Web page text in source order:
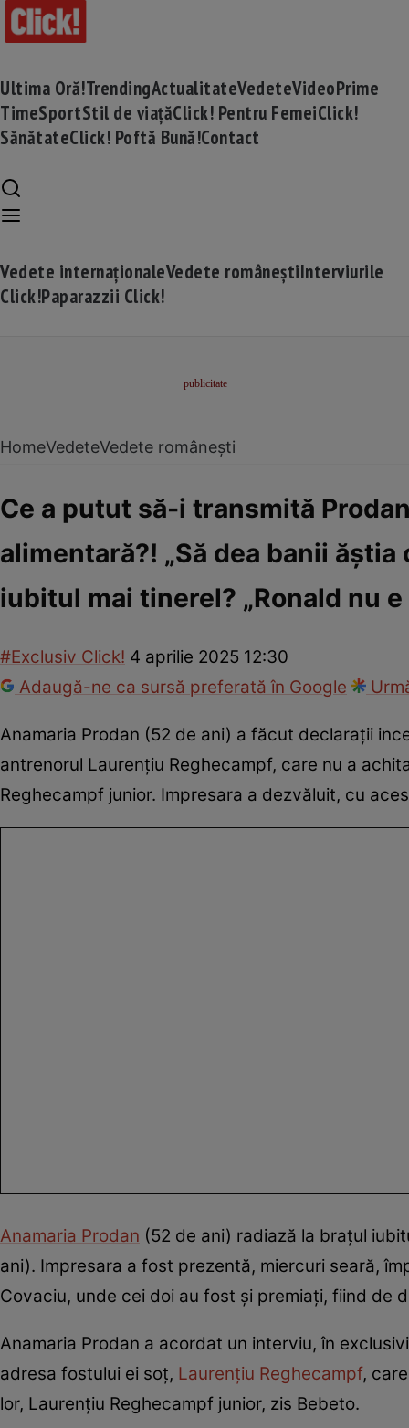
Ultima Oră!TrendingActualitateVedeteVideoPrime
TimeSportStil de viațăClick! Pentru FemeiClick!
SănătateClick! Poftă Bună!Contact
Vedete internaționaleVedete româneștiInterviurile
Click!Paparazzii Click!
HomeVedeteVedete românești
Ce a putut să-i transmită
alimentară?! „Să dea banii
iubitul mai tinerel? „Ronald nu
#Exclusiv Click! 4 aprilie 2025 12:30
Adaugă-ne ca sursă preferată în Google
Anamaria Prodan (52 de ani) a făcut declarații
antrenorul Laurențiu Reghecampf, care nu a
Reghecampf junior. Impresara a dezvăluit, cu
Anamaria Prodan (52 de ani) radiază la brațul
ani). Impresara a fost prezentă, miercuri seară,
Covaciu, unde cei doi au fost și premiați, fiind de
Anamaria Prodan a acordat un interviu, în
adresa fostului ei soț, Laurențiu Reghecampf,
lor, Laurențiu Reghecampf junior, zis Bebeto.